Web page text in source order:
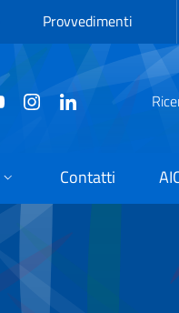
Provvedimenti
Contatti